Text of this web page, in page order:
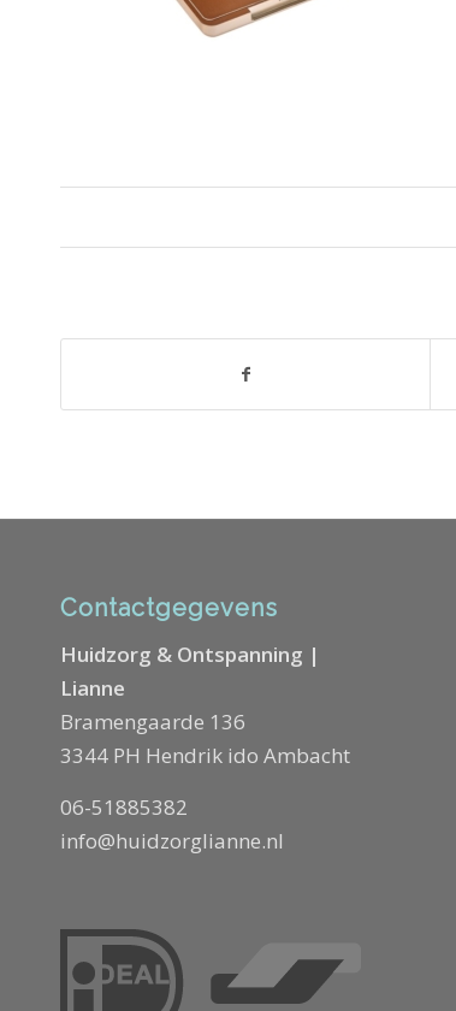
Contactgegevens
Huidzorg & Ontspanning |
Lianne
Bramengaarde 136
3344 PH Hendrik ido Ambacht
06-51885382
info@huidzorglianne.nl